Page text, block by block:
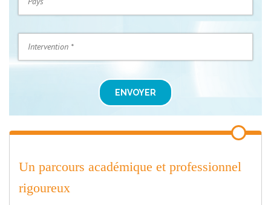
ENVOYER
Un parcours académique et professionnel
rigoureux